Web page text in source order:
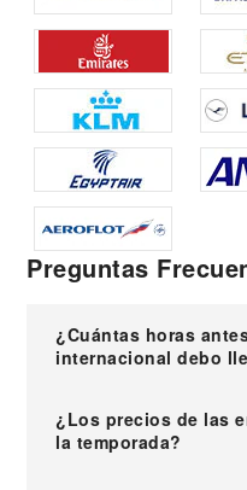
Preguntas
¿Cuántas horas
internacional debo
¿Los precios de las
la temporada?